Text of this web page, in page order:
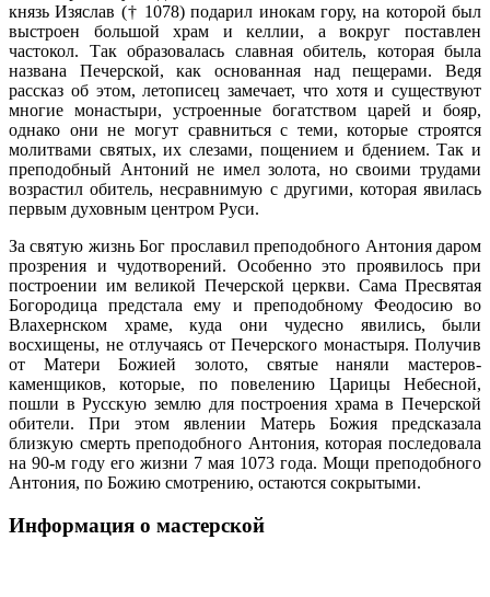
князь Изяслав († 1078) подарил инокам гору, на которой был
выстроен большой храм и келлии, а вокруг поставлен
частокол. Так образовалась славная обитель, которая была
названа Печерской, как основанная над пещерами. Ведя
рассказ об этом, летописец замечает, что хотя и существуют
многие монастыри, устроенные богатством царей и бояр,
однако они не могут сравниться с теми, которые строятся
молитвами святых, их слезами, пощением и бдением. Так и
преподобный Антоний не имел золота, но своими трудами
возрастил обитель, несравнимую с другими, которая явилась
первым духовным центром Руси.
За святую жизнь Бог прославил преподобного Антония даром
прозрения и чудотворений. Особенно это проявилось при
построении им великой Печерской церкви. Сама Пресвятая
Богородица предстала ему и преподобному Феодосию во
Влахернском храме, куда они чудесно явились, были
восхищены, не отлучаясь от Печерского монастыря. Получив
от Матери Божией золото, святые наняли мастеров-
каменщиков, которые, по повелению Царицы Небесной,
пошли в Русскую землю для построения храма в Печерской
обители. При этом явлении Матерь Божия предсказала
близкую смерть преподобного Антония, которая последовала
на 90-м году его жизни 7 мая 1073 года. Мощи преподобного
Антония, по Божию смотрению, остаются сокрытыми.
Информация о мастерской